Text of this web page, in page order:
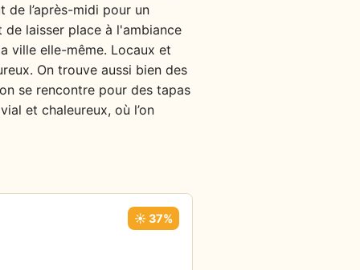
de l’après-midi pour un
de laisser place à l'ambiance
ville elle-même. Locaux et
On trouve aussi bien des
se rencontre pour des tapas
et chaleureux, où l’on
☀️ 37%